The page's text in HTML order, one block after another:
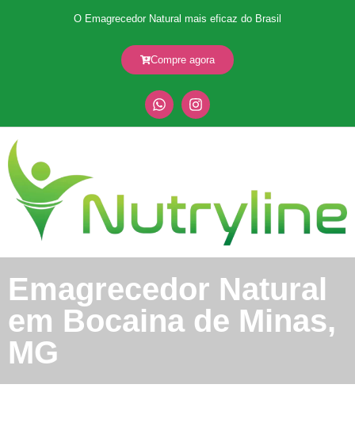
O Emagrecedor Natural mais eficaz do Brasil
Compre agora
Emagrecedor Natural
em Bocaina de Minas,
MG